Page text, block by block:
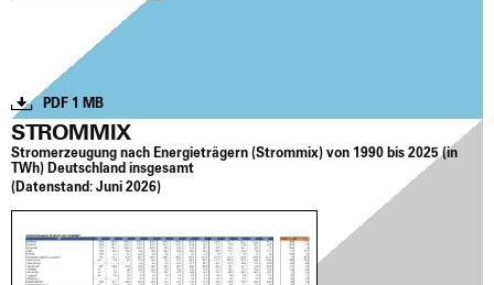
PDF 1 MB
STROMMIX
Strom­erzeu­gung nach Ener­gie­trä­gern (Strom­mix) von 1990 bis 2025 (in
TWh) Deutsch­land ins­ge­samt
(Daten­stand: Juni 2026)